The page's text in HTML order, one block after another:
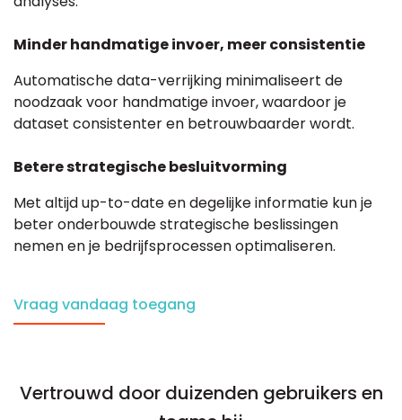
Minder handmatige invoer, meer consistentie
Automatische data-verrijking minimaliseert de
noodzaak voor handmatige invoer, waardoor je
dataset consistenter en betrouwbaarder wordt.
Betere strategische besluitvorming
Met altijd up-to-date en degelijke informatie kun je
beter onderbouwde strategische beslissingen
nemen en je bedrijfsprocessen optimaliseren.
Vraag vandaag toegang
Vertrouwd door duizenden gebruikers en